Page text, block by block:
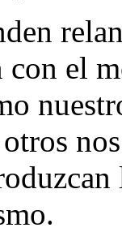
el